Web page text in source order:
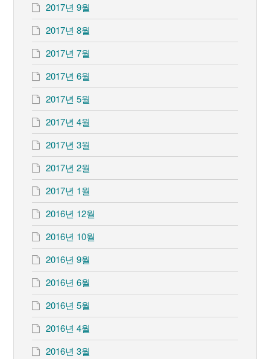
2017년 9월
2017년 8월
2017년 7월
2017년 6월
2017년 5월
2017년 4월
2017년 3월
2017년 2월
2017년 1월
2016년 12월
2016년 10월
2016년 9월
2016년 6월
2016년 5월
2016년 4월
2016년 3월